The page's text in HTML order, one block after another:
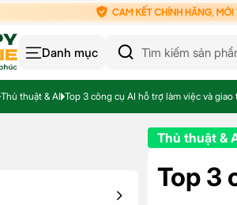
Danh mục
Thủ thuật & AI Top 3 công cụ AI hỗ trợ làm việc và giao
Thủ thuật &
Top 3